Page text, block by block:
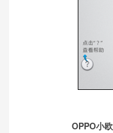
OPPO小